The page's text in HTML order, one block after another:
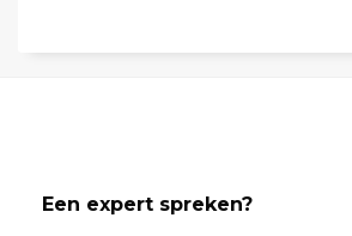
Een expert spreken?